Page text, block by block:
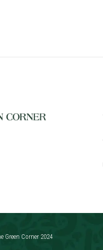
Corner 2024